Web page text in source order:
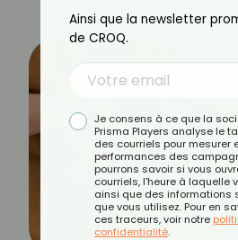
Ainsi que la newsletter
de CROQ.
Je consens à ce que la
Prisma Players analyse le
des courriels pour mesurer
performances des
pourrons savoir si vous
courriels, l'heure à laquelle
ainsi que des informations
que vous utilisez. Pour en
ces traceurs, voir notre
confidentialité.